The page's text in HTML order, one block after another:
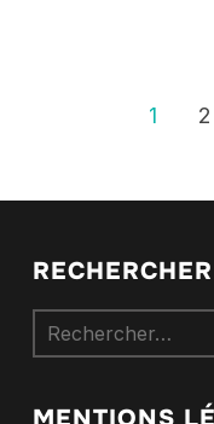
1 2
Rechercher :